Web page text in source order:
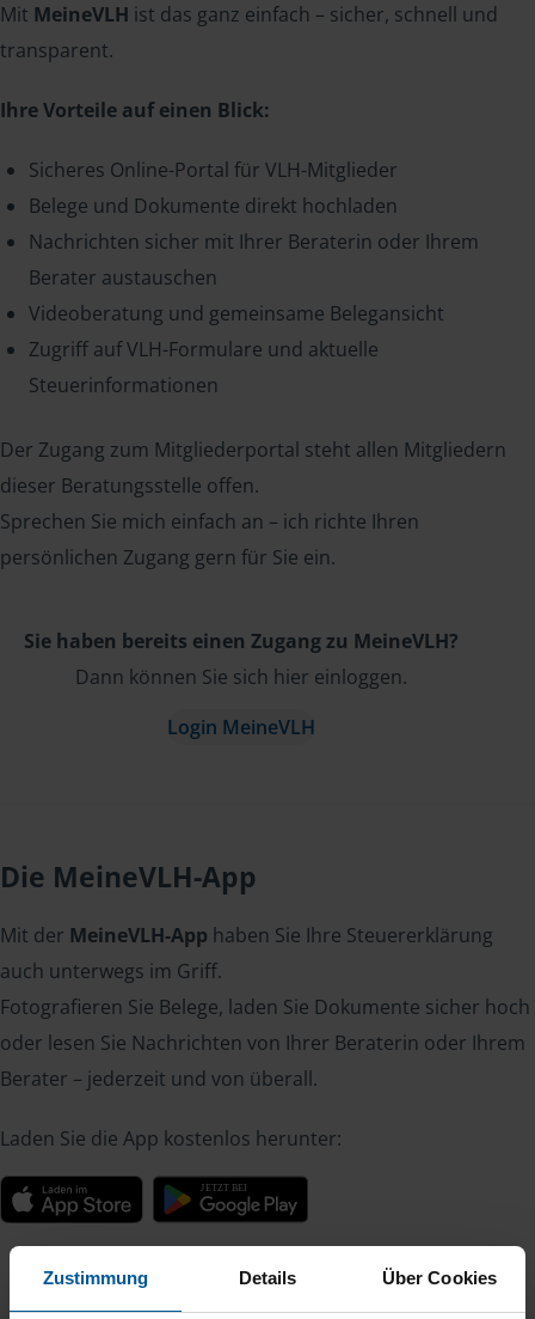
Zustimmung Details Über Cookies
Mit MeineVLH ist das ganz einfach – sicher, schnell und
transparent.
Ihre Vorteile auf einen Blick:
Sicheres Online-Portal für VLH-Mitglieder
Belege und Dokumente direkt hochladen
Nachrichten sicher mit Ihrer Beraterin oder Ihrem
Berater austauschen
Videoberatung und gemeinsame Belegansicht
Zugriff auf VLH-Formulare und aktuelle
Steuerinformationen
Der Zugang zum Mitgliederportal steht allen Mitgliedern
dieser Beratungsstelle offen.
Sprechen Sie mich einfach an – ich richte Ihren
persönlichen Zugang gern für Sie ein.
Sie haben bereits einen Zugang zu MeineVLH?
Dann können Sie sich hier einloggen.
Login MeineVLH
Die MeineVLH-App
Mit der MeineVLH-App haben Sie Ihre Steuererklärung
auch unterwegs im Griff.
Fotografieren Sie Belege, laden Sie Dokumente sicher hoch
oder lesen Sie Nachrichten von Ihrer Beraterin oder Ihrem
Berater – jederzeit und von überall.
Laden Sie die App kostenlos herunter: